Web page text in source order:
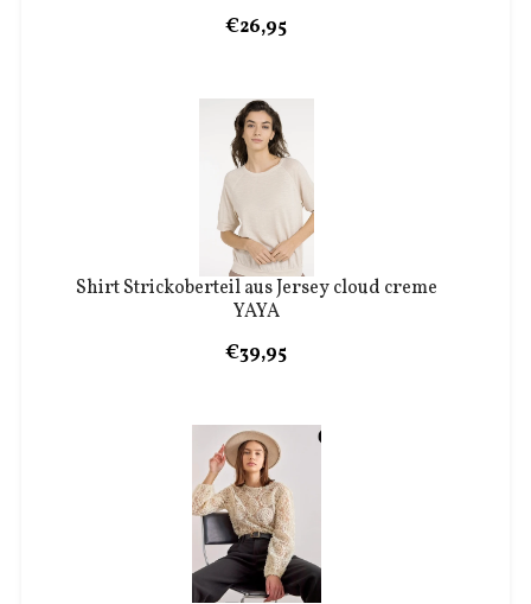
€26,95
Shirt Strickoberteil aus Jersey cloud creme
YAYA
€39,95